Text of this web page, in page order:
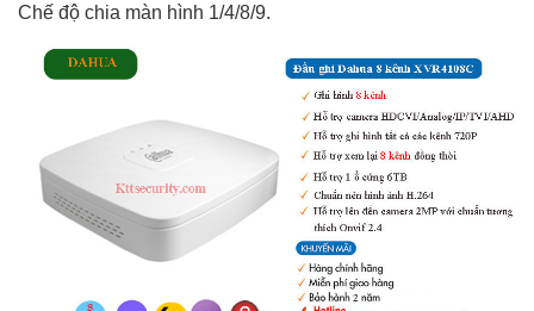
Chế độ chia màn hình 1/4/8/9.